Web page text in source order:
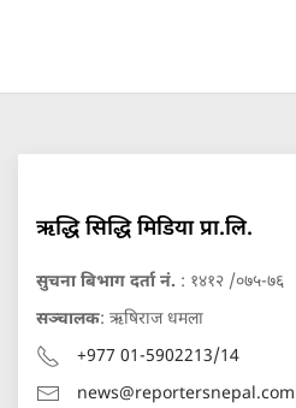
ऋद्धि सिद्धि मिडिया प्रा.लि.
सुचना बिभाग दर्ता नं. : १४१२ /०७५-७६
सञ्चालक: ऋषिराज धमला
+977 01-5902213/14
news@reportersnepal.com